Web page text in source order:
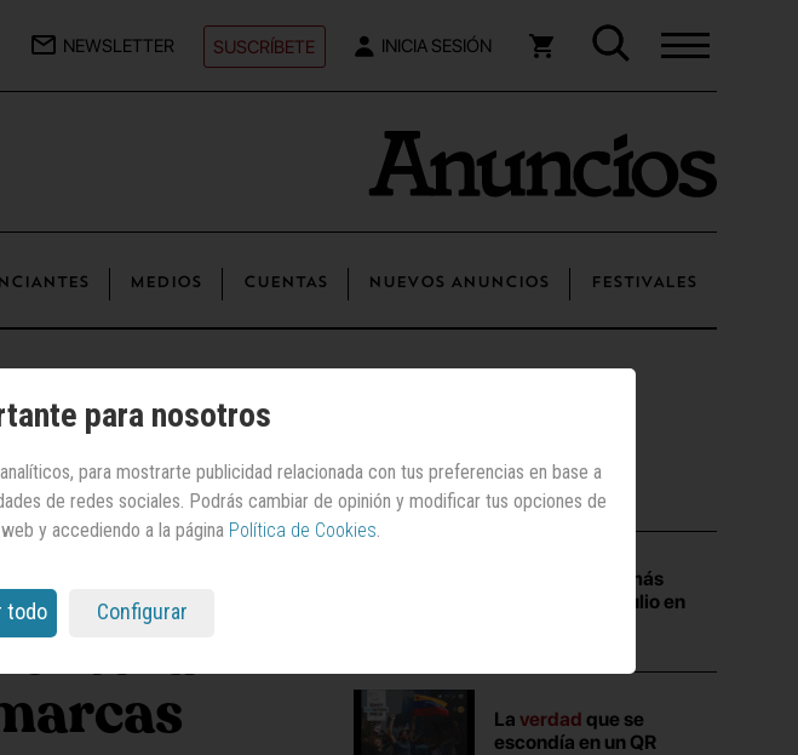
NEWSLETTER SUSCRÍBETE INICIA SESIÓN
MEDIOS CUENTAS NUEVOS ANUNCIOS FESTIVALES
: el 75%
la
Posts recientes
Las campañas más
vistas durante julio en
La verdad que se
escondía en un QR
para nosotros
para mostrarte publicidad relacionada con tus preferencias en base a
de redes sociales. Podrás cambiar de opinión y modificar tus opciones de
y accediendo a la página Política de Cookies.
todo Configurar